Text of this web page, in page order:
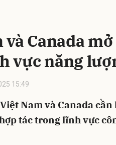
và Canada
vực năng
15:49
Nam và Canada
tác trong lĩnh vực